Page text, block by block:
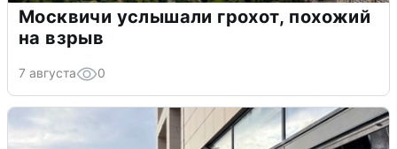
Москвичи услышали грохот, похожий
на взрыв
7 августа 0